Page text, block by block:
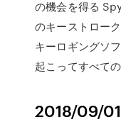
の機会を得る
のキーストロー
キーロギングソ
起こってすべて
2018/09/01